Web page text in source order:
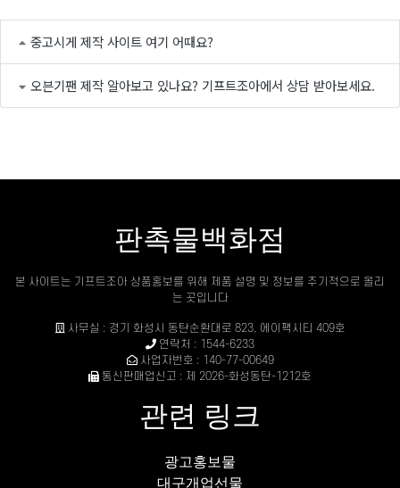
중고시게 제작 사이트 여기 어때요?
오븐기팬 제작 알아보고 있나요? 기프트조아에서 상담 받아보세요.
판촉물백화점
본 사이트는 기프트조아 상품홍보를 위해 제품 설명 및 정보를 주기적으로 올리
는 곳입니다
사무실 : 경기 화성시 동탄순환대로 823, 에이팩시티 409호
연락처 : 1544-6233
사업자번호 : 140-77-00649
통신판매업신고 : 제 2026-화성동탄-1212호
관련 링크
광고홍보물
대구개업선물